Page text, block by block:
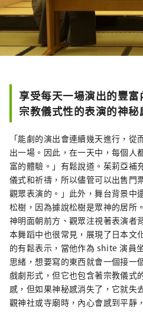
享受每天一場演出的豐
宗教儀式性的表演的神秘
「能劇的演出會連續幾天進行，
出一場。因此，在一天中，每個人
富的體驗。」有鬆說道。茱莉亞補
儀式和祈禱，所以儘管可以出售門
觀眾表演的。」此外，舞台背景中
松樹，因為據說松樹是眾神的居所
神明面朝前方、觀眾注視著表演者
本舞蹈中也很常見，展現了日本文
的有鬆表示，當他作為 shite 演員
思緒，想要寫的東西就會一個接一
戲劇形式，但它也包含著宗教儀式
感，但如果神秘感消失了，它就失
觀神社或寺廟時，內心會感到平靜